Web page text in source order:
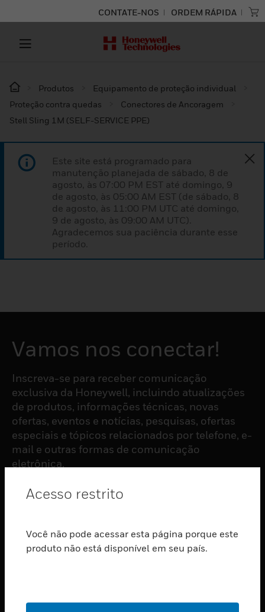
CONTATE-NOS ORDEM RÁPIDA
Produtos
Equipamento de proteção individual
Proteção contra quedas
Conectores de Ancoragem
Stell Sling 1M (SELF-SERVICE PPE)
Este site está programado para
manutenção planejada de sábado, 8 de
agosto, às 07:00 PM EST até domingo, 9
de agosto, às 05:00 AM EST (de sábado, 8
de agosto, às 11:00 PM UTC até domingo,
9 de agosto, às 09:00 AM UTC).
Agradecemos sua paciência durante esse
período.
Vamos nos conectar!
Inscreva-se para receber comunicação
exclusiva da Honeywell, incluindo atualizações
de produtos, informações técnicas, novas
ofertas, eventos e notícias, pesquisas, ofertas
especiais e tópicos relacionados por telefone, e-
mail e outras formas de comunicação
eletrônica.
ASSINAR
PRODUTOS
SERVIÇOS
Acesso restrito
Você não pode acessar esta página porque este
produto não está disponível em seu país.